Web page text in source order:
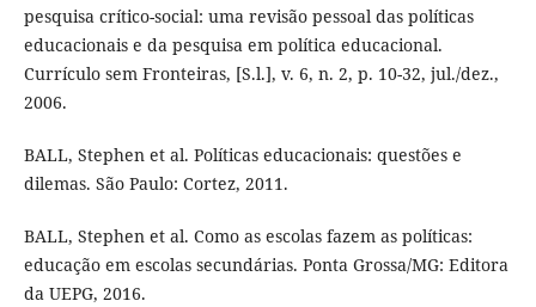
pesquisa crítico-social: uma revisão pessoal das políticas
educacionais e da pesquisa em política educacional.
Currículo sem Fronteiras, [S.l.], v. 6, n. 2, p. 10-32, jul./dez.,
2006.
BALL, Stephen et al. Políticas educacionais: questões e
dilemas. São Paulo: Cortez, 2011.
BALL, Stephen et al. Como as escolas fazem as políticas:
educação em escolas secundárias. Ponta Grossa/MG: Editora
da UEPG, 2016.